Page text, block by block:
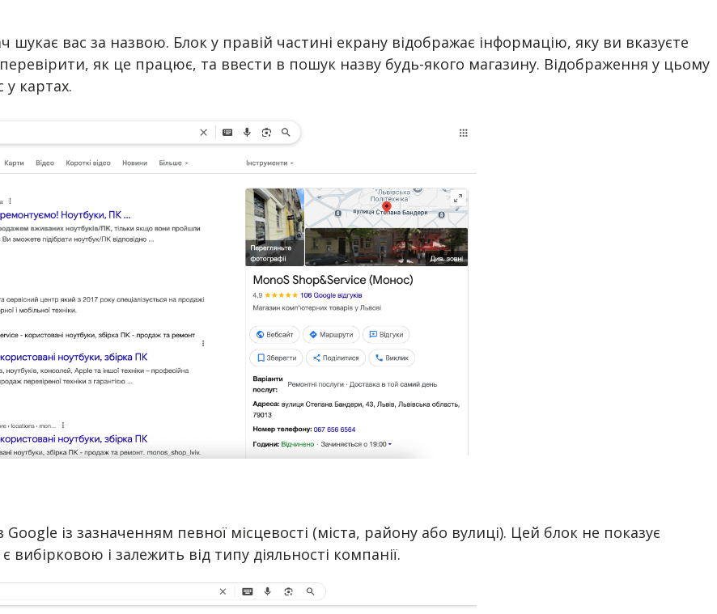
шукає вас за назвою. Блок у правій частині екрану відображає інформацію, яку ви вказуєте
як це працює, та ввести в пошук назву будь-якого магазину. Відображення у цьому
у картах.
із зазначенням певної місцевості (міста, району або вулиці). Цей блок не показує
і залежить від типу діяльності компанії.